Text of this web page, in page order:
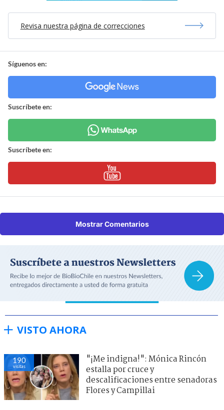
Revisa nuestra página de correcciones
Síguenos en:
Suscríbete en:
Suscríbete en:
Mostrar Comentarios
VISTO AHORA
190
visitas
"¡Me indigna!": Mónica Rincón
estalla por cruce y
descalificaciones entre senadoras
Flores y Campillai